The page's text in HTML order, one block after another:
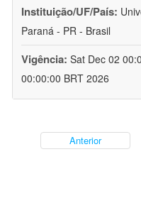
Instituição/UF/País:
Paraná - PR - Brasil
Vigência: Sat Dec 02
00:00:00 BRT 2026
Anterior